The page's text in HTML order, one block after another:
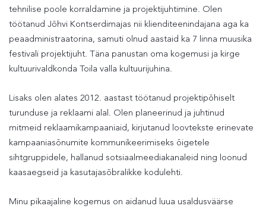
tehnilise poole korraldamine ja projektijuhtimine. Olen
töötanud Jõhvi Kontserdimajas nii klienditeenindajana aga ka
peaadministraatorina, samuti olnud aastaid ka 7 linna muusika
festivali projektijuht. Täna panustan oma kogemusi ja kirge
kultuurivaldkonda Toila valla kultuurijuhina.
Lisaks olen alates 2012. aastast töötanud projektipõhiselt
turunduse ja reklaami alal. Olen planeerinud ja juhtinud
mitmeid reklaamikampaaniaid, kirjutanud loovtekste erinevate
kampaaniasõnumite kommunikeerimiseks õigetele
sihtgruppidele, hallanud sotsiaalmeediakanaleid ning loonud
kaasaegseid ja kasutajasõbralikke kodulehti.
Minu pikaajaline kogemus on aidanud luua usaldusväärse